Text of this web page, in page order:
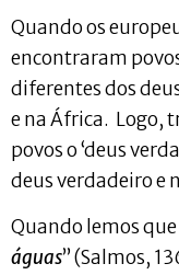
Quando os
encontraram
diferentes dos
e na África. Logo,
povos o ‘deus
deus verdadeiro e
Quando lemos que
águas” (Salmos,